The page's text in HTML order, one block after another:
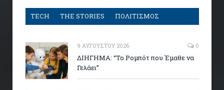
TECH THE STORIES ΠΟΛΙΤΙΣΜΟΣ
9 ΑΥΓΟΎΣΤΟΥ 2026 0
ΔΙΗΓΗΜΑ: “Το Ρομπότ που Έμαθε να
Γελάει”